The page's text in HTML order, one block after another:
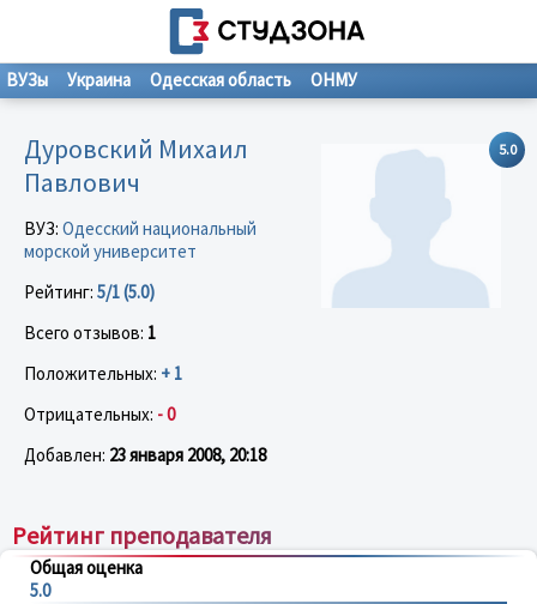
ВУЗы Украина Одесская область ОНМУ
5.0
Дуровский Михаил
Павлович
ВУЗ: Одесский национальный
морской университет
Рейтинг: 5/1 (5.0)
Всего отзывов: 1
Положительных: + 1
Отрицательных: - 0
Добавлен: 23 января 2008, 20:18
Рейтинг преподавателя
Общая оценка
5.0